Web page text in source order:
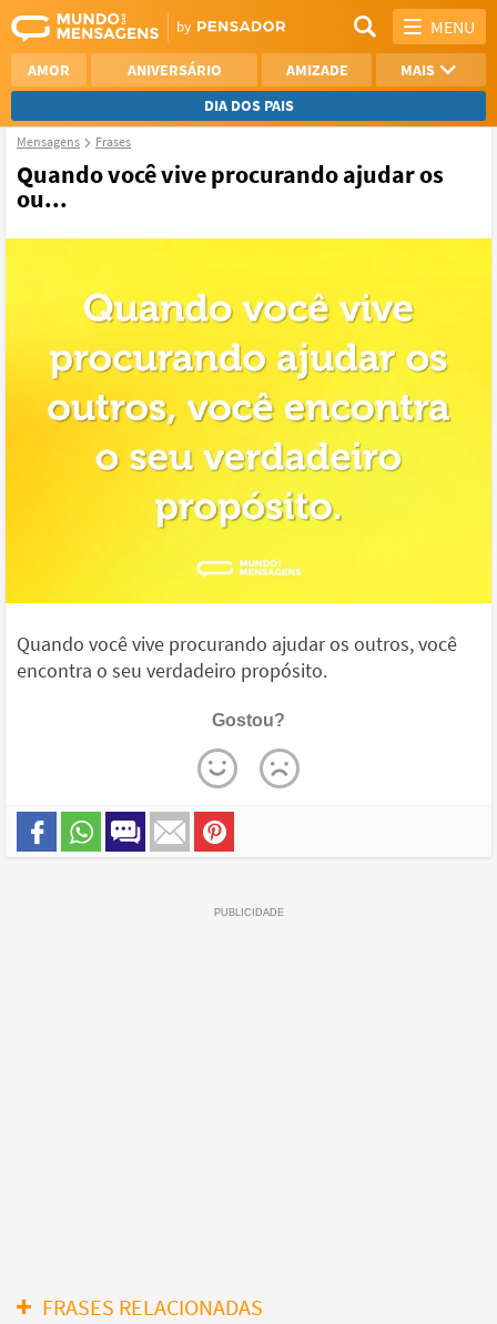
MENU
AMOR ANIVERSÁRIO AMIZADE
MAIS
DIA DOS PAIS
REFLEXÃO
AGRADECIMENTO
Mensagens Frases
Quando você vive procurando ajudar os
ou...
Quando você vive procurando ajudar os outros, você
encontra o seu verdadeiro propósito.
Gostou?
FRASES RELACIONADAS